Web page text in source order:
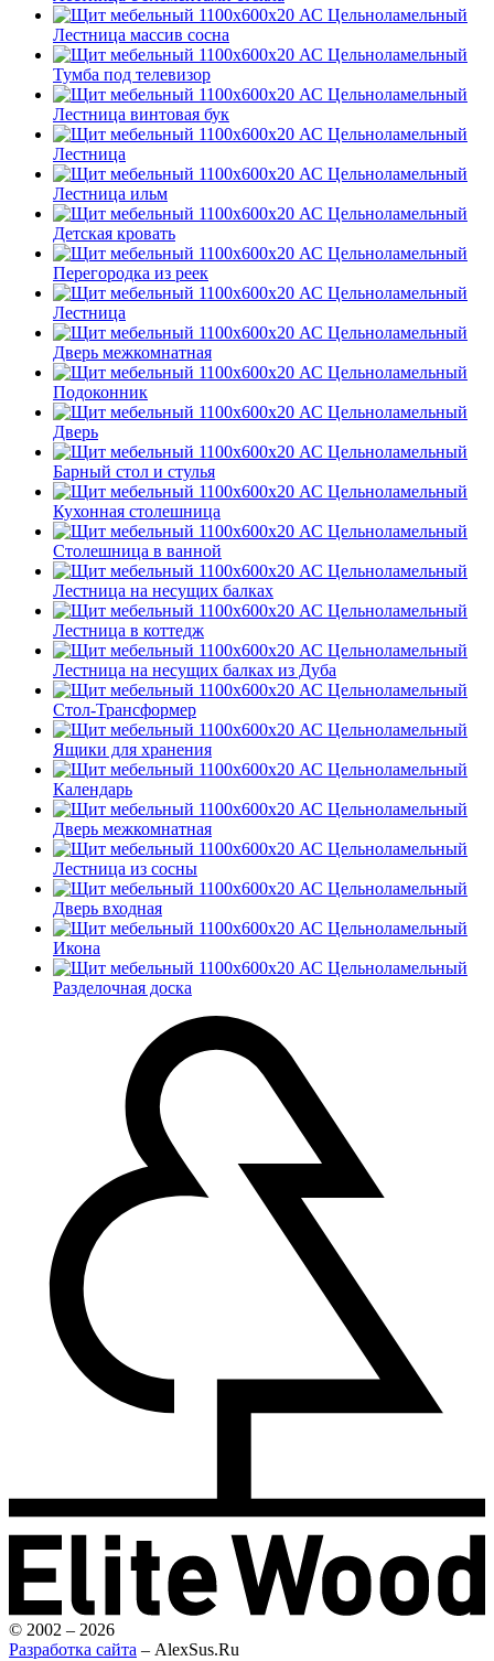
Лестница массив сосна
Тумба под телевизор
Лестница винтовая бук
Лестница
Лестница ильм
Детская кровать
Перегородка из реек
Лестница
Дверь межкомнатная
Подоконник
Дверь
Барный стол и стулья
Кухонная столешница
Столешница в ванной
Лестница на несущих балках
Лестница в коттедж
Лестница на несущих балках из Дуба
Стол-Трансформер
Ящики для хранения
Календарь
Дверь межкомнатная
Лестница из сосны
Дверь входная
Икона
Разделочная доска
© 2002 – 2026
Разработка сайта – AlexSus.Ru